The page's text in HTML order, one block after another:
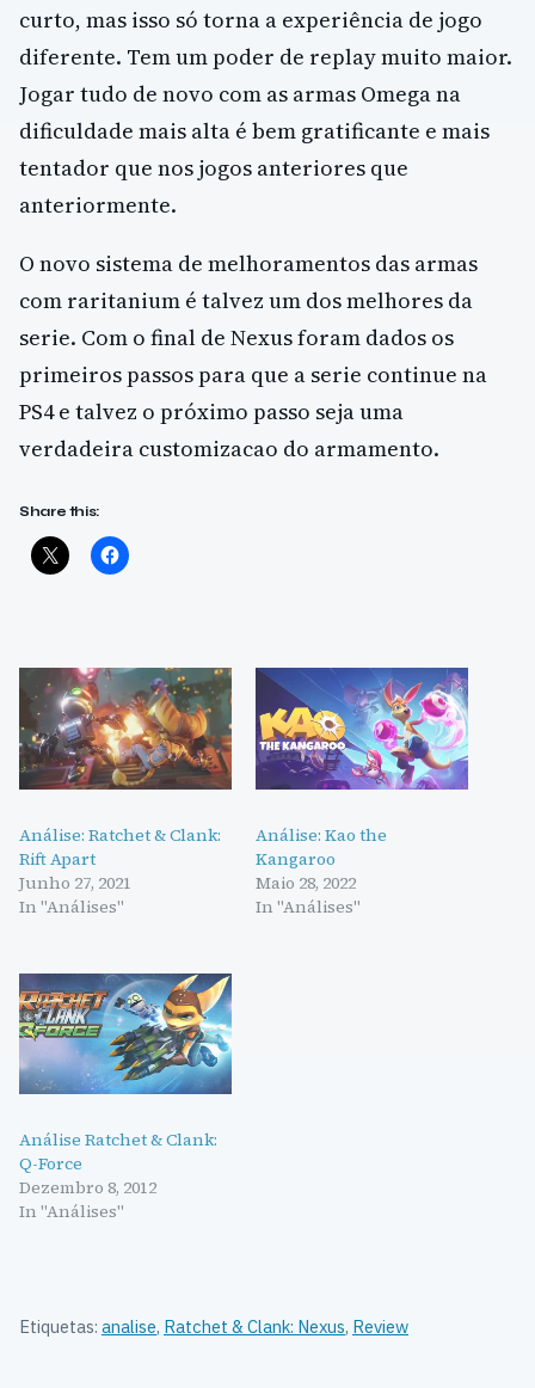
curto, mas isso só torna a experiência de jogo
diferente. Tem um poder de replay muito maior.
Jogar tudo de novo com as armas Omega na
dificuldade mais alta é bem gratificante e mais
tentador que nos jogos anteriores que
anteriormente.
O novo sistema de melhoramentos das armas
com raritanium é talvez um dos melhores da
serie. Com o final de Nexus foram dados os
primeiros passos para que a serie continue na
PS4 e talvez o próximo passo seja uma
verdadeira customizacao do armamento.
Share this:
Análise: Ratchet & Clank:
Rift Apart
Junho 27, 2021
In "Análises"
Análise: Kao the
Kangaroo
Maio 28, 2022
In "Análises"
Análise Ratchet & Clank:
Q-Force
Dezembro 8, 2012
In "Análises"
Etiquetas: analise, Ratchet & Clank: Nexus, Review